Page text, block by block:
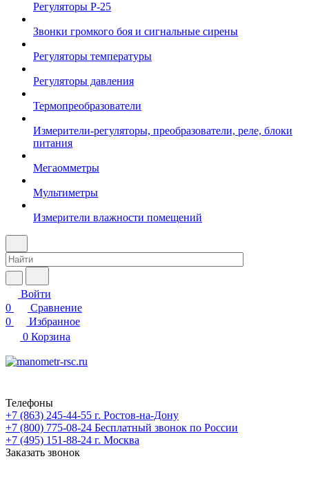
Регуляторы Р-25
Звонки громкого боя и сигнальные сирены
Регуляторы температуры
Регуляторы давления
Термопреобразователи
Измерители-регуляторы, преобразователи, реле, блоки
питания
Мегаомметры
Мультиметры
Измерители влажности помещений
Войти
0
Сравнение
0
Избранное
0 Корзина
Телефоны
+7 (863) 245-44-55 г. Ростов-на-Дону
+7 (800) 775-08-24 Бесплатный звонок по России
+7 (495) 151-88-24 г. Москва
Заказать звонок